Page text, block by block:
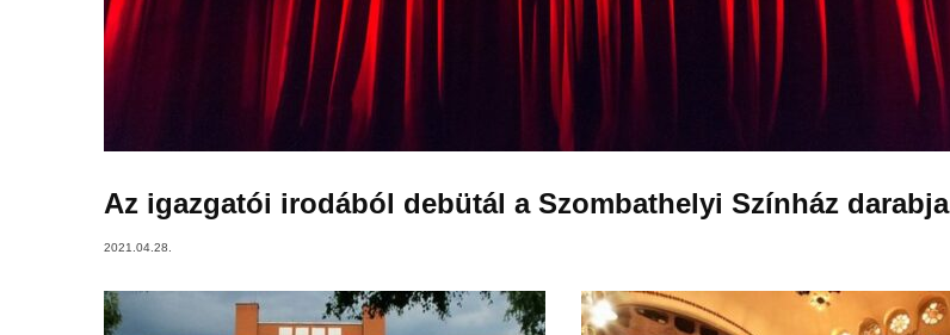
Az igazgatói irodából debütál a Szombathelyi Színház darabja
2021.04.28.